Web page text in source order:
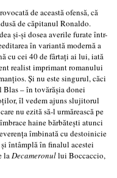
de această ofensă, că
de căpitanul Ronaldo.
şi-şi dosea averile furate într-
în variantă modernă a
cu cei 40 de fârtaţi ai lui, iată
realist imprimant romanului
Şi nu este singurul, căci
Blas – în tovărăşia donei
îl vedem ajuns slujitorul
nu ezită să-l urmărească pe
haine bărbăteşti atunci
îmbinată cu destoinicie
şi întâmplă în finalul acestei
laDecameronullui Boccaccio,